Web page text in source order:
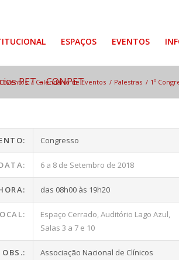
ESPAÇOS EVENTOS
PET – CONPET
Eventos / Calendário de Eventos / Palestras / 1º
Congresso
6 a 8 de Setembro de 2018
das 08h00 às 19h20
Espaço Cerrado, Auditório Lago Azul,
Salas 3 a 7 e 10
OBS.:
Associação Nacional de Clínicos